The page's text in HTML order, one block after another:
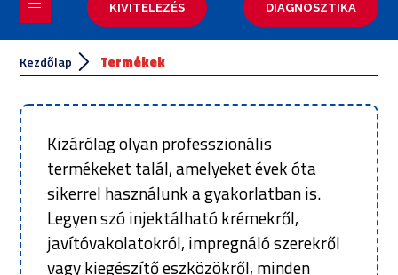
KIVITELEZÉS DIAGNOSZTIKA
Kezdőlap Termékek
Kizárólag olyan professzionális
termékeket talál, amelyeket évek óta
sikerrel használunk a gyakorlatban is.
Legyen szó injektálható krémekről,
javítóvakolatokról, impregnáló szerekről
vagy kiegészítő eszközökről, minden